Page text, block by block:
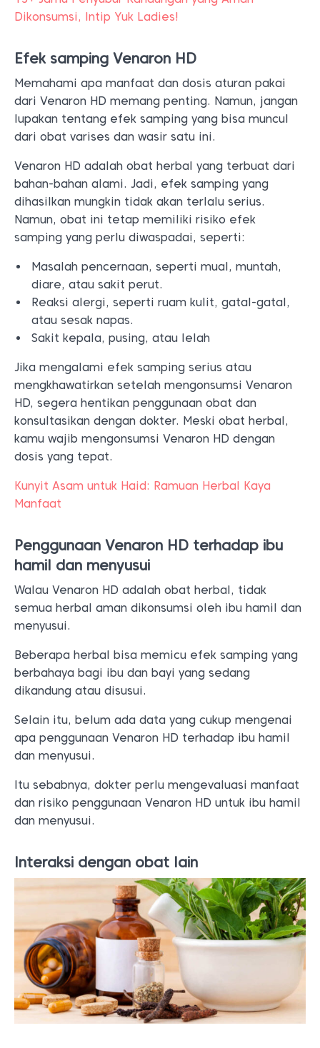
Dikonsumsi, Intip Yuk Ladies!
Efek samping Venaron HD
Memahami apa manfaat dan dosis aturan pakai
dari Venaron HD memang penting. Namun, jangan
lupakan tentang efek samping yang bisa muncul
dari obat varises dan wasir satu ini.
Venaron HD adalah obat herbal yang terbuat dari
bahan-bahan alami. Jadi, efek samping yang
dihasilkan mungkin tidak akan terlalu serius.
Namun, obat ini tetap memiliki risiko efek
samping yang perlu diwaspadai, seperti:
Masalah pencernaan, seperti mual, muntah,
diare, atau sakit perut.
Reaksi alergi, seperti ruam kulit, gatal-gatal,
atau sesak napas.
Sakit kepala, pusing, atau lelah
Jika mengalami efek samping serius atau
mengkhawatirkan setelah mengonsumsi Venaron
HD, segera hentikan penggunaan obat dan
konsultasikan dengan dokter. Meski obat herbal,
kamu wajib mengonsumsi Venaron HD dengan
dosis yang tepat.
Kunyit Asam untuk Haid: Ramuan Herbal Kaya
Manfaat
Penggunaan Venaron HD terhadap ibu
hamil dan menyusui
Walau Venaron HD adalah obat herbal, tidak
semua herbal aman dikonsumsi oleh ibu hamil dan
menyusui.
Beberapa herbal bisa memicu efek samping yang
berbahaya bagi ibu dan bayi yang sedang
dikandung atau disusui.
Selain itu, belum ada data yang cukup mengenai
apa penggunaan Venaron HD terhadap ibu hamil
dan menyusui.
Itu sebabnya, dokter perlu mengevaluasi manfaat
dan risiko penggunaan Venaron HD untuk ibu hamil
dan menyusui.
Interaksi dengan obat lain